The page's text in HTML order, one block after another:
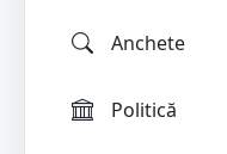
Anchete
Politică